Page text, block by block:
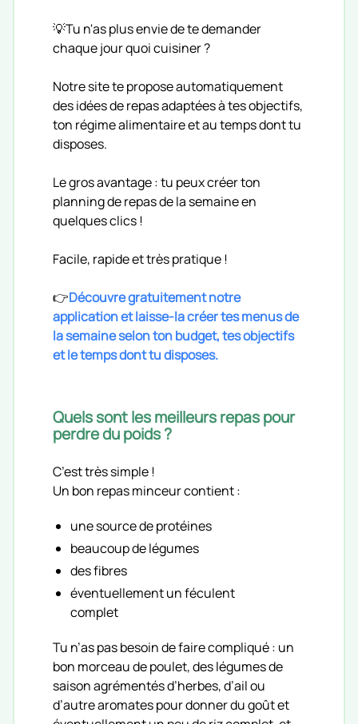
💡Tu n'as plus envie de te demander
chaque jour quoi cuisiner ?
Notre site te propose automatiquement
des idées de repas adaptées à tes objectifs,
ton régime alimentaire et au temps dont tu
disposes.
Le gros avantage : tu peux créer ton
planning de repas de la semaine en
quelques clics !
Facile, rapide et très pratique !
👉Découvre gratuitement notre
application et laisse-la créer tes menus de
la semaine selon ton budget, tes objectifs
et le temps dont tu disposes.
Quels sont les meilleurs repas pour
perdre du poids ?
C’est très simple !
Un bon repas minceur contient :
une source de protéines
beaucoup de légumes
des fibres
éventuellement un féculent
complet
Tu n’as pas besoin de faire compliqué : un
bon morceau de poulet, des légumes de
saison agrémentés d’herbes, d’ail ou
d’autre aromates pour donner du goût et